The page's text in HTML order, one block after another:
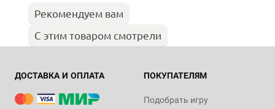
Рекомендуем вам
С этим товаром смотрели
ДОСТАВКА И ОПЛАТА ПОКУПАТЕЛЯМ
Подобрать игру